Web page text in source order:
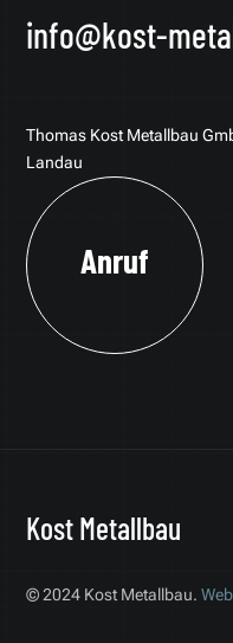
info@kost-
Thomas Kost Metallbau
Landau
Anruf
Kost Metallbau
© 2024 Kost Metallbau.